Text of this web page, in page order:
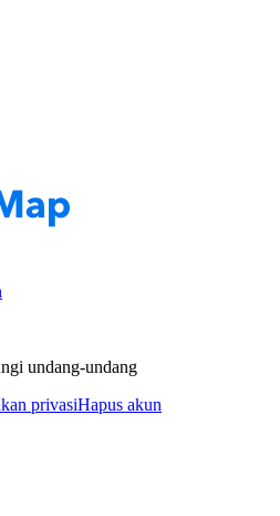
undang-undang
privasiHapus akun